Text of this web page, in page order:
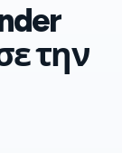
την